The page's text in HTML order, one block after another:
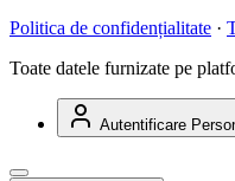
Politica de confidențialitate ·
Toate datele furnizate pe
Autentificare